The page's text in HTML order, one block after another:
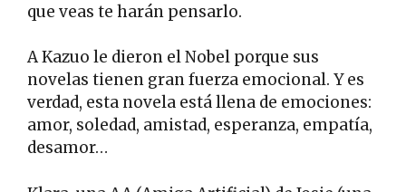
que veas te harán pensarlo.
A Kazuo le dieron el Nobel porque sus
novelas tienen gran fuerza emocional. Y es
verdad, esta novela está llena de emociones:
amor, soledad, amistad, esperanza, empatía,
desamor…